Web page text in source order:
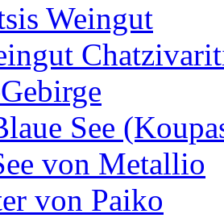
Weingut
See
von Metallio
von Paiko